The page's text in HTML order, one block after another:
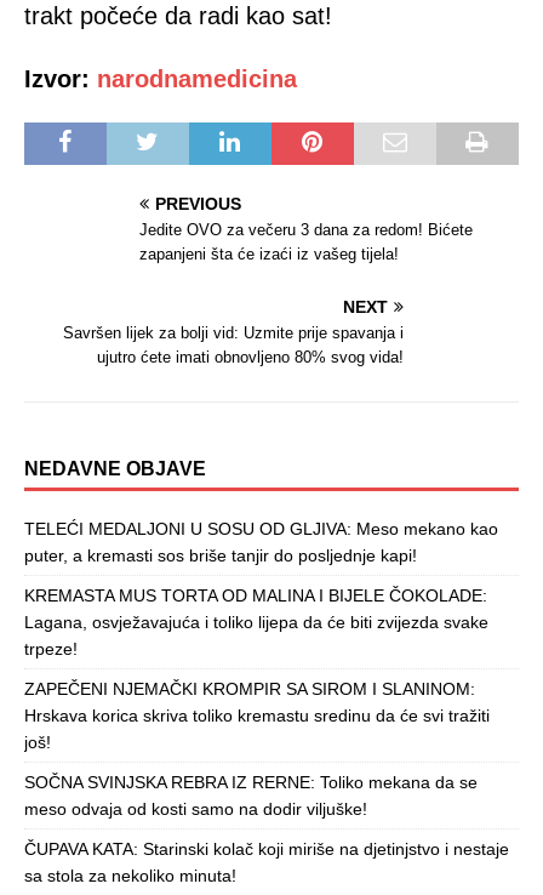
trakt počeće da radi kao sat!
Izvor: narodnamedicina
PREVIOUS
Jedite OVO za večeru 3 dana za redom! Bićete
zapanjeni šta će izaći iz vašeg tijela!
NEXT
Savršen lijek za bolji vid: Uzmite prije spavanja i
ujutro ćete imati obnovljeno 80% svog vida!
NEDAVNE OBJAVE
TELEĆI MEDALJONI U SOSU OD GLJIVA: Meso mekano kao
puter, a kremasti sos briše tanjir do posljednje kapi!
KREMASTA MUS TORTA OD MALINA I BIJELE ČOKOLADE:
Lagana, osvježavajuća i toliko lijepa da će biti zvijezda svake
trpeze!
ZAPEČENI NJEMAČKI KROMPIR SA SIROM I SLANINOM:
Hrskava korica skriva toliko kremastu sredinu da će svi tražiti
još!
SOČNA SVINJSKA REBRA IZ RERNE: Toliko mekana da se
meso odvaja od kosti samo na dodir viljuške!
ČUPAVA KATA: Starinski kolač koji miriše na djetinjstvo i nestaje
sa stola za nekoliko minuta!